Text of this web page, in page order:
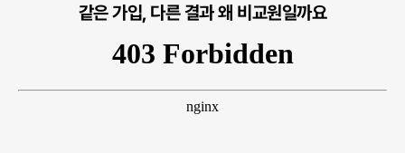
같은 가입, 다른 결과 왜 비교원일까요